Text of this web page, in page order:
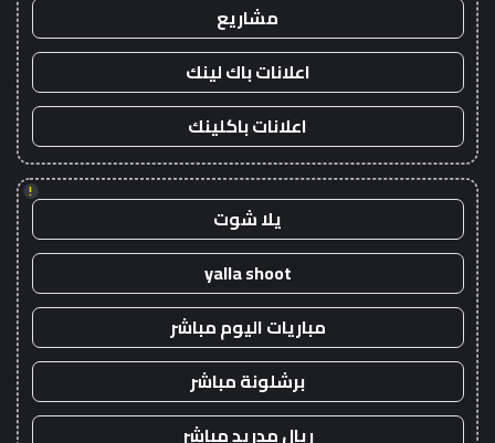
مشاريع
اعلانات باك لينك
اعلانات باكلينك
!
يلا شوت
yalla shoot
مباريات اليوم مباشر
برشلونة مباشر
ريال مدريد مباشر